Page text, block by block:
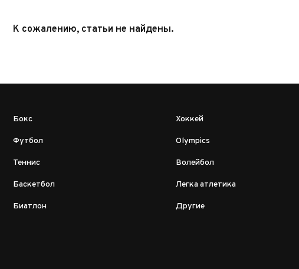
К сожалению, статьи не найдены.
Бокс
Футбол
Теннис
Баскетбол
Биатлон
Хоккей
Olympics
Волейбол
Легка атлетика
Другие